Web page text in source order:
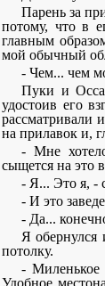
Парень за
потому, что в
главным
мой обычный
- Чем... чем
Пуки и Осса
удостоив его
рассматривали
на прилавок и,
- Мне
сыщется на это
- Я... Это я, -
- И это
- Да...
Я обернулся
потолку.
- Миленькое
Удобное